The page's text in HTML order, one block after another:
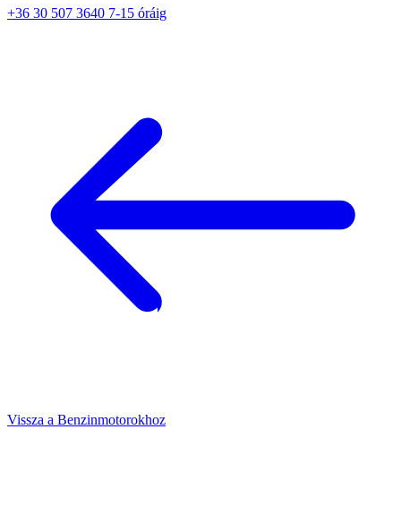
+36 30 507 3640 7-15 óráig
Vissza a Benzinmotorokhoz